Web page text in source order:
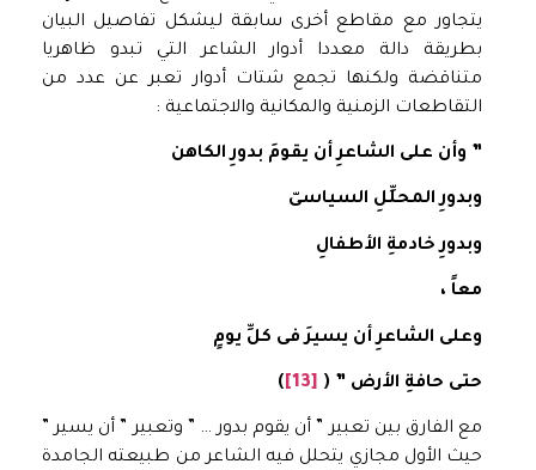
يتجاور مع مقاطع أخرى سابقة ليشكل تفاصيل البيان
بطريقة دالة معددا أدوار الشاعر التي تبدو ظاهريا
متناقضة ولكنها تجمع شتات أدوار تعبر عن عدد من
التقاطعات الزمنية والمكانية والاجتماعية :
” وأن على الشاعرِ أن يقومَ بدورِ الكاهن
وبدورِ المحلِّلِ السياسىّ
وبدورِ خادمةِ الأطفالِ
معاً ،
وعلى الشاعرِ أن يسيرَ فى كلِّ يومٍ
حتى حافةِ الأرض ” (
[13]
)
مع الفارق بين تعبير ” أن يقوم بدور … ” وتعبير ” أن يسير ”
حيث الأول مجازي يتحلل فيه الشاعر من طبيعته الجامدة